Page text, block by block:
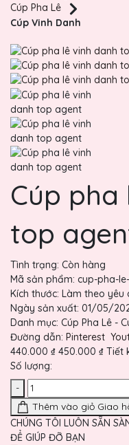
Cúp Pha Lê
Cúp Vinh Danh
Cúp pha
top
Tình trạng: Còn hàng
Mã sản phẩm: cup-pha-le-
Kích thước: Làm theo yêu
Ngày sản xuất: 01/05/
Danh mục: Cúp Pha Lê -
Đường dẫn: Pinterest
440.000 ₫ 450.000 ₫ Tiết
Số lượng:
-
Thêm vào giỏ Giao
CHÚNG TÔI LUÔN SẴN
ĐỂ GIÚP ĐỠ BẠN